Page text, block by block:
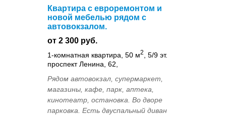
Квартира с евроремонтом и
новой мебелью рядом с
автовокзалом.
от 2 300 руб.
1-комнатная квартира, 50 м2
, 5/9 эт.
проспект Ленина, 62,
Рядом автовокзал, супермаркет,
магазины, кафе, парк, аптека,
кинотеатр, остановка. Во дворе
парковка. Есть двуспальный диван